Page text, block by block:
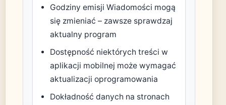
Godziny emisji Wiadomości mogą
się zmieniać – zawsze sprawdzaj
aktualny program
Dostępność niektórych treści w
aplikacji mobilnej może wymagać
aktualizacji oprogramowania
Dokładność danych na stronach